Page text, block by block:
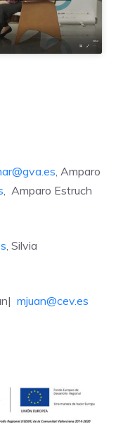
, Amparo
, Amparo Estruch
, Silvia
mjuan@cev.es